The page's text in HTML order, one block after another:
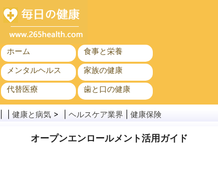
ホーム
食事と栄養
メンタルヘルス
家族の健康
代替医療
歯と口の健康
がん
健康と病気 > | ヘルスケア業界 健康保険
オープンエンロールメント活用ガイド